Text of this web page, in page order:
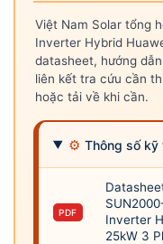
Việt Nam Solar tổng
Inverter Hybrid
datasheet, hướng
liên kết tra cứu cần
hoặc tải về khi cần.
⚙ Thông số kỹ
PDF
Inverter
25kW 3